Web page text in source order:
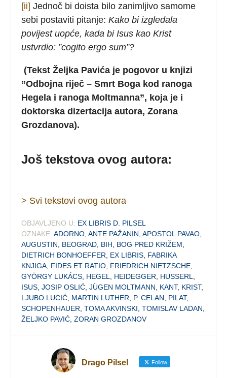
[ii] Jednoč bi doista bilo zanimljivo samome
sebi postaviti pitanje:Kako bi izgledala
povijest uopće, kada bi Isus kao Krist
ustvrdio: ”cogito ergo sum”?
(Tekst Željka Pavića je pogovor u knjizi
”Odbojna riječ – Smrt Boga kod ranoga
Hegela i ranoga Moltmanna”, koja je i
doktorska dizertacija autora, Zorana
Grozdanova).
Još tekstova ovog autora:
> Svi tekstovi ovog autora
OBJAVLJENO U: EX LIBRIS D. PILSEL
OZNAKE: ADORNO ,ANTE PAŽANIN ,APOSTOL PAVAO
AUGUSTIN
BEOGRAD BIH BOG PRED KRIŽEM
DIETRICH BONHOEFFER
EX LIBRIS FABRIKA
KNJIGA FIDES ET RATIO FRIEDRICH NIETZSCHE
GYÖRGY LUKÁCS HEGEL HEIDEGGER HUSSERL
ISUS ,JOSIP OSLIĆ ,JÜGEN MOLTMANN KANT, KRIST,
LJUBO LUCIĆ MARTIN LUTHER P. CELAN PILAT,
SCHOPENHAUER ,TOMA AKVINSKI ,TOMISLAV LADAN
ŽELJKO PAVIĆ ,ZORAN GROZDANOV
Drago Pilsel Follow